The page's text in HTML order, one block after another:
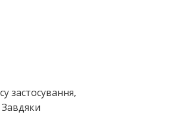
застосування,